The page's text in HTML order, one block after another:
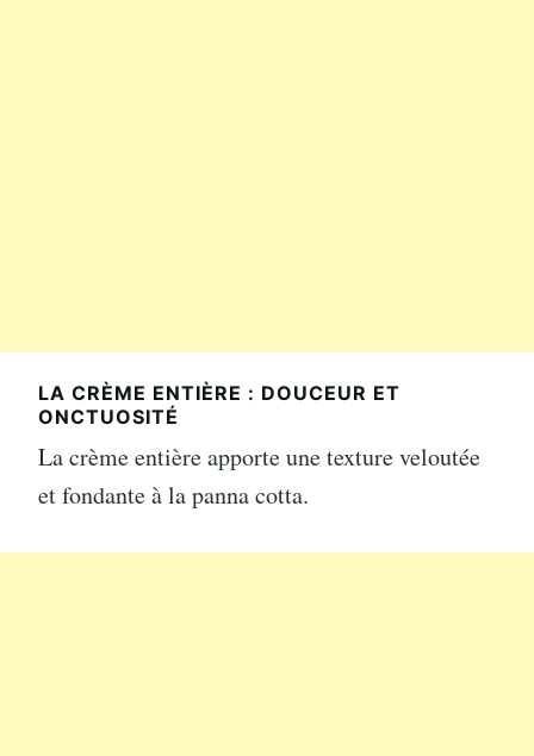
LA CRÈME ENTIÈRE : DOUCEUR ET
ONCTUOSITÉ
La crème entière apporte une texture veloutée
et fondante à la panna cotta.